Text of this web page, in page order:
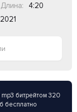
Длина:
4:20
mp3 битрейтом 320
бесплатно